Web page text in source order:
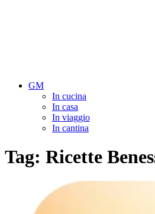
GM
In cucina
In casa
In viaggio
In cantina
Tag: Ricette